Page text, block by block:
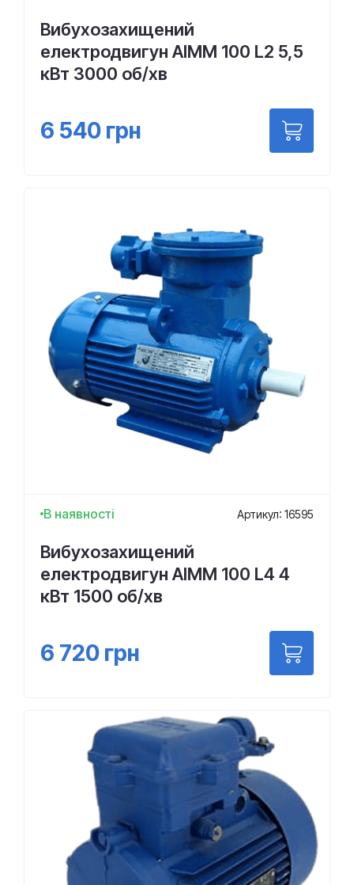
Вибухозахищений
електродвигун АІММ 100 L2 5,5
кВт 3000 об/хв
6 540 грн
В наявності Артикул: 16595
Вибухозахищений
електродвигун АІММ 100 L4 4
кВт 1500 об/хв
6 720 грн